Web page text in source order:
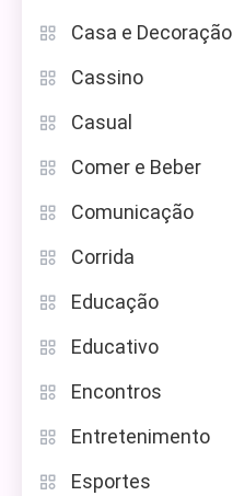
Casa e Decoração
Cassino
Casual
Comer e Beber
Comunicação
Corrida
Educação
Educativo
Encontros
Entretenimento
Esportes